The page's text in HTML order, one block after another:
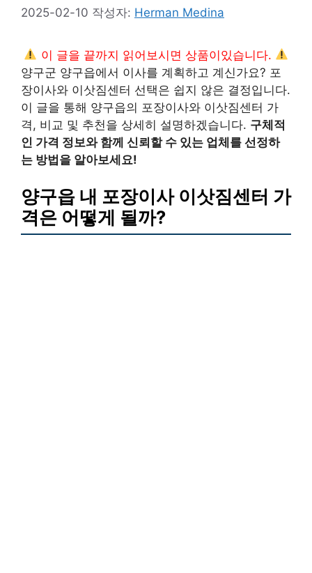
2025-02-10 작성자: Herman Medina
이 글을 끝까지 읽어보시면 상품이있습니다.
양구군 양구읍에서 이사를 계획하고 계신가요? 포
장이사와 이삿짐센터 선택은 쉽지 않은 결정입니다.
이 글을 통해 양구읍의 포장이사와 이삿짐센터 가
격, 비교 및 추천을 상세히 설명하겠습니다. 구체적
인 가격 정보와 함께 신뢰할 수 있는 업체를 선정하
는 방법을 알아보세요!
양구읍 내 포장이사 이삿짐센터 가
격은 어떻게 될까?